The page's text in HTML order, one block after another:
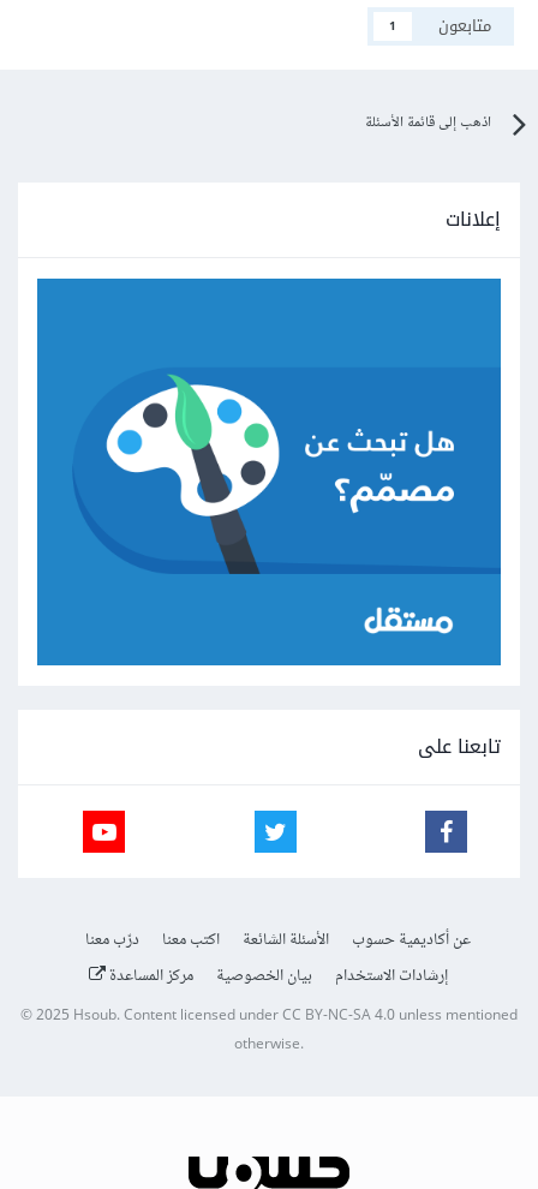
متابعون
1
اذهب إلى قائمة الأسئلة
إعلانات
تابعنا على
عن أكاديمية حسوب الأسئلة الشائعة اكتب معنا
درّب معنا
إرشادات الاستخدام
بيان الخصوصية مركز المساعدة
© 2025Hsoub.Content licensed underCC BY-NC-SA 4.0unless mentioned
otherwise.